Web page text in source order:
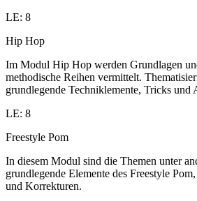
LE: 8
Hip Hop
Im Modul Hip Hop werden Grundlagen
methodische Reihen vermittelt.
grundlegende Techniklemente, Tricks
LE: 8
Freestyle Pom
In diesem Modul sind die Themen unter
grundlegende Elemente des Freestyle
und Korrekturen.